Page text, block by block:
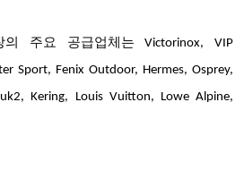
의 주요 공급업체 는 Victorinox, VIP
Sport, Fenix Outdoor, Hermes, Osprey,
Kering, Louis Vuitton, Lowe Alpine,